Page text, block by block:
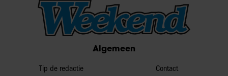
Algemeen
Tip de redactie
Contact